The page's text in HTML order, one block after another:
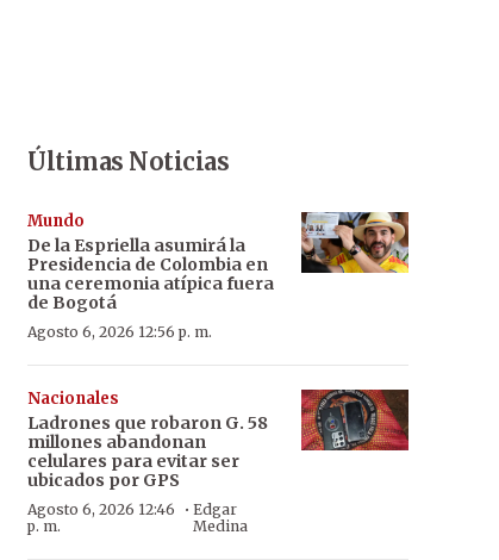
Últimas Noticias
Mundo
De la Espriella asumirá la
Presidencia de Colombia en
una ceremonia atípica fuera
de Bogotá
Agosto 6, 2026 12:56 p. m.
Nacionales
Ladrones que robaron G. 58
millones abandonan
celulares para evitar ser
ubicados por GPS
Agosto 6, 2026 12:46
p. m.
· Edgar
Medina